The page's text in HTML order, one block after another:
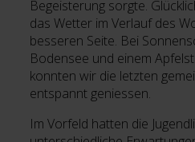
Begeisterung sorgte.
das Wetter im Verlauf des
besseren Seite. Bei
Bodensee und einem
konnten wir die letzten
entspannt geniessen.
Im Vorfeld hatten die